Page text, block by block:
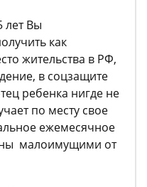
лет Вы
как
жительства в РФ,
в соцзащите
ребенка нигде не
по месту свое
ежемесячное
малоимущими от